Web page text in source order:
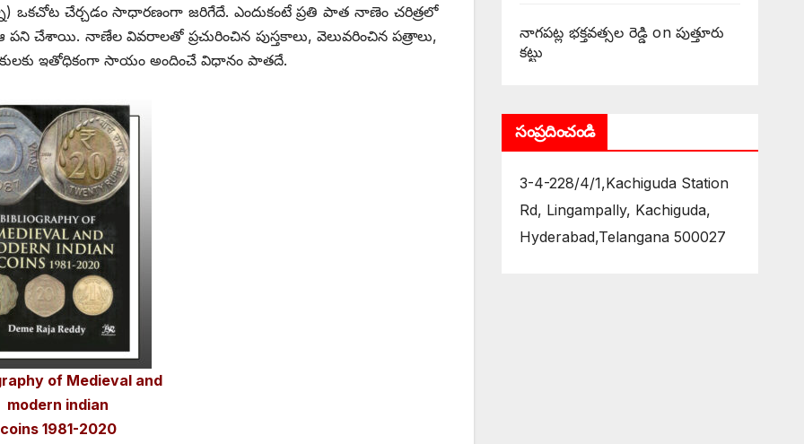
చేర్చడం సాధారణంగా జరిగేదే. ఎందుకంటే ప్రతి పాత నాణెం చరిత్రలో
పని చేశాయి. నాణేల వివరాలతో ప్రచురించిన పుస్తకాలు, వెలువరించిన పత్రాలు,
ఇతోధికంగా సాయం అందించే విధానం పాతదే.
of Medieval and
modern indian
coins 1981-2020
నాగపట్ల భక్తవత్సల రెడ్డి on పుత్తూరు
కట్టు
సంప్రదించండి
3-4-228/4/1,Kachiguda Station
Rd, Lingampally, Kachiguda,
Hyderabad,Telangana 500027